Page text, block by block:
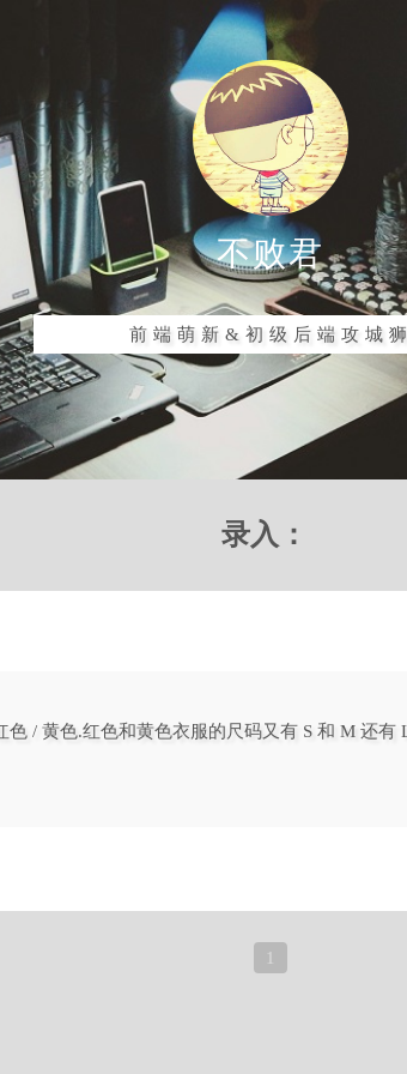
不败君
前端萌新&初级后端攻城狮
录入：
/ 黄色.红色和黄色衣服的尺码又有 S 和 M 还有
1